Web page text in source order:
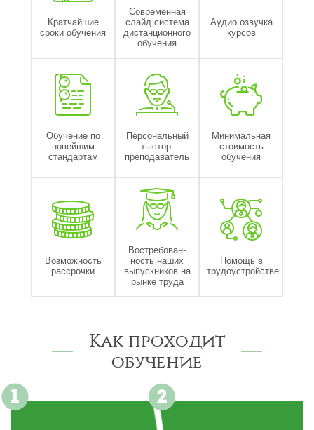
Кратчайшие
сроки обучения
Современная
слайд система
дистанционного
обучения
Аудио озвучка
курсов
Обучение по
новейшим
стандартам
Персональный
тьютор-
преподаватель
Минимальная
стоимость
обучения
Возможность
рассрочки
Востребован-
ность наших
выпускников на
рынке труда
Помощь в
трудоустройстве
Как проходит
обучение